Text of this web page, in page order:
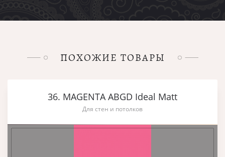
ПОХОЖИЕ ТОВАРЫ
36. MAGENTA ABGD Ideal Matt
Для стен и потолков